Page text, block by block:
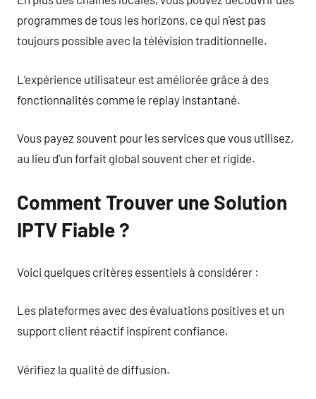
programmes de tous les horizons, ce qui n’est pas
toujours possible avec la télévision traditionnelle.
L’expérience utilisateur est améliorée grâce à des
fonctionnalités comme le replay instantané.
Vous payez souvent pour les services que vous utilisez,
au lieu d’un forfait global souvent cher et rigide.
Comment Trouver une Solution
IPTV Fiable ?
Voici quelques critères essentiels à considérer :
Les plateformes avec des évaluations positives et un
support client réactif inspirent confiance.
Vérifiez la qualité de diffusion.